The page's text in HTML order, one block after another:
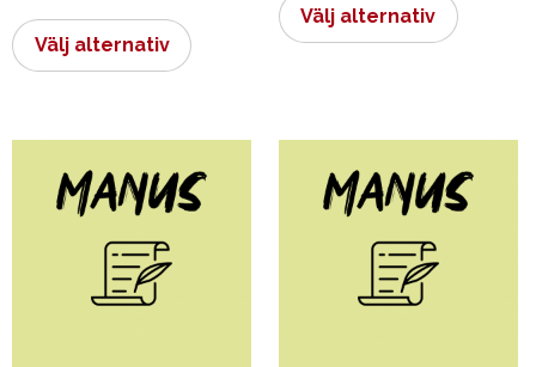
Välj alternativ
här
De
olika
Välj alternativ
här
olika